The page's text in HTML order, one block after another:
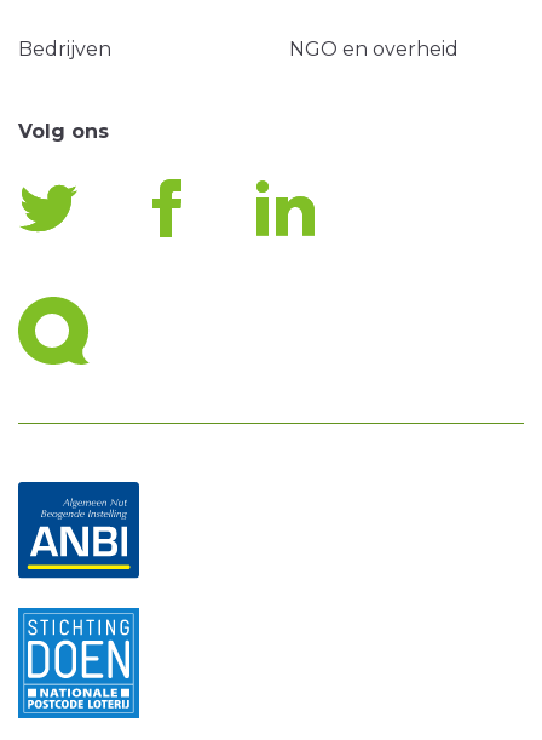
Bedrijven NGO en overheid
Volg ons